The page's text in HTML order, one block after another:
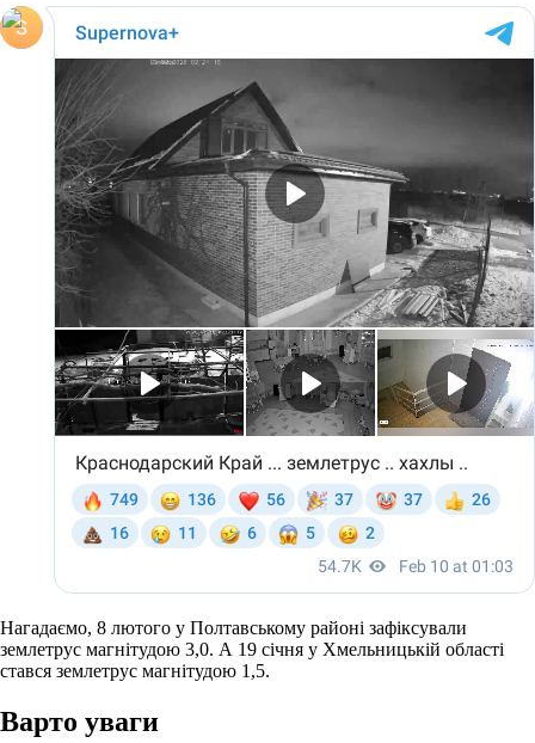
Нагадаємо, 8 лютого у Полтавському районі зафіксували
землетрус магнітудою 3,0. А 19 січня у Хмельницькій області
стався землетрус магнітудою 1,5.
Варто уваги